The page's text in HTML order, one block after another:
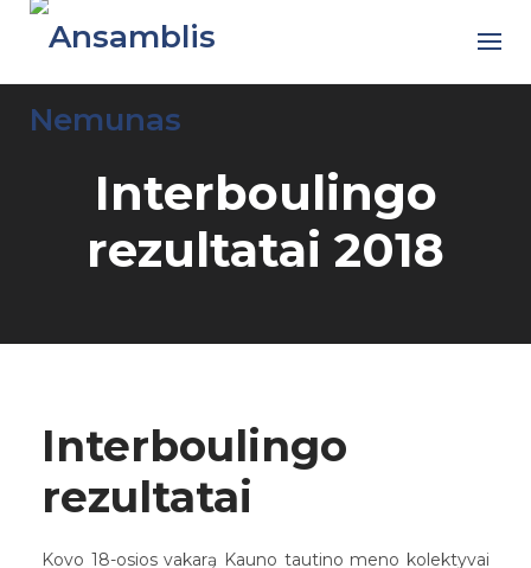
Skip
Interboulingo
rezultatai 2018
Interboulingo
rezultatai
Kovo 18-osios vakarą Kauno tautino meno kolektyvai